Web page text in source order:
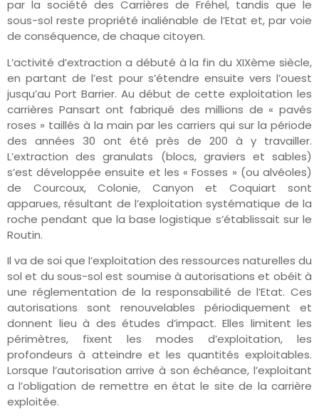
par la société des Carrières de Fréhel, tandis que le
sous-sol reste propriété inaliénable de l’Etat et, par voie
de conséquence, de chaque citoyen.
L’activité d’extraction a débuté à la fin du XIXème siècle,
en partant de l’est pour s’étendre ensuite vers l’ouest
jusqu’au Port Barrier. Au début de cette exploitation les
carrières Pansart ont fabriqué des millions de « pavés
roses » taillés à la main par les carriers qui sur la période
des années 30 ont été près de 200 à y travailler.
L’extraction des granulats (blocs, graviers et sables)
s’est développée ensuite et les « Fosses » (ou alvéoles)
de Courcoux, Colonie, Canyon et Coquiart sont
apparues, résultant de l’exploitation systématique de la
roche pendant que la base logistique s’établissait sur le
Routin.
Il va de soi que l’exploitation des ressources naturelles du
sol et du sous-sol est soumise à autorisations et obéit à
une réglementation de la responsabilité de l’Etat. Ces
autorisations sont renouvelables périodiquement et
donnent lieu à des études d’impact. Elles limitent les
périmètres, fixent les modes d’exploitation, les
profondeurs à atteindre et les quantités exploitables.
Lorsque l’autorisation arrive à son échéance, l’exploitant
a l’obligation de remettre en état le site de la carrière
exploitée.